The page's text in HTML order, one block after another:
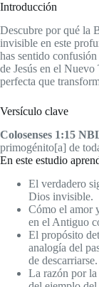
Introducción
Descubre por qué la
invisible en este
has sentido
de Jesús en el
perfecta que
Versículo clave
Colosenses 1:15
primogénito[a] de
En este estudio
El verdadero
Dios invisible.
Cómo el amor
en el Antiguo
El propósito
analogía del
de descarriarse.
La razón por